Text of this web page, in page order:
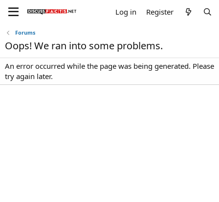
Log in Register
Forums
Oops! We ran into some problems.
An error occurred while the page was being generated. Please
try again later.